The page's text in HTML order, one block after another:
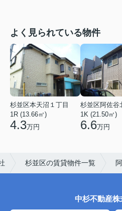
よく見られている物件
杉並区本天沼１丁目
1R (13.66㎡)
4.3万円
杉並区阿佐谷
1K (21.50㎡)
6.6万円
杉並区の賃貸物件一覧
中杉不動産